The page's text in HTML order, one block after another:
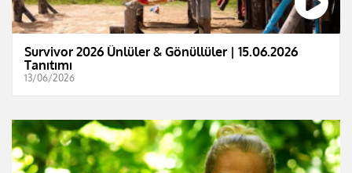
Survivor 2026 Ünlüler & Gönüllüler | 15.06.2026
Tanıtımı
13/06/2026